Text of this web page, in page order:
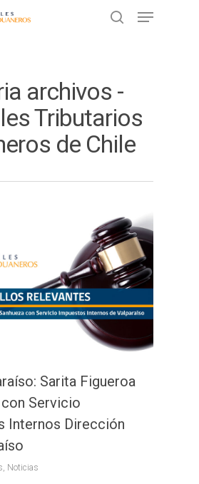
para buscar o ESC
archivos -
Tributarios
de Chile
Sarita Figueroa
con Servicio
Internos Dirección
, Noticias